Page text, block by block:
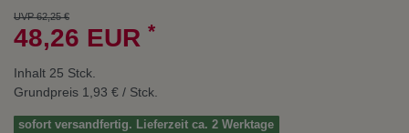
UVP 62,25 €
48,26 EUR *
Inhalt 25 Stck.
Grundpreis 1,93 € / Stck.
sofort versandfertig. Lieferzeit ca. 2 Werktage